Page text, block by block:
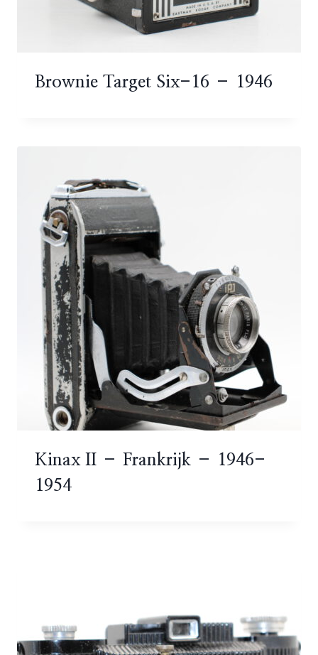
Brownie Target Six-16 – 1946
Kinax II – Frankrijk – 1946-
1954